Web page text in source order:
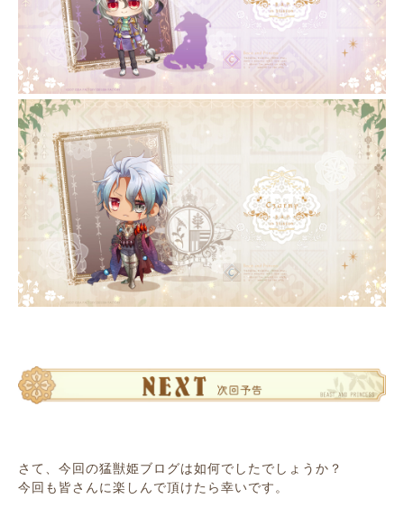
さて、今回の猛獣姫ブログは如何でしたでしょうか？
今回も皆さんに楽しんで頂けたら幸いです。